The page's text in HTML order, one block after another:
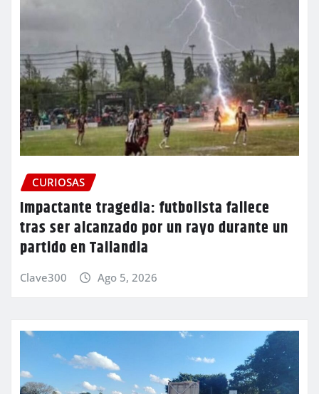
CURIOSAS
Impactante tragedia: futbolista fallece
tras ser alcanzado por un rayo durante un
partido en Tailandia
Clave300 Ago 5, 2026